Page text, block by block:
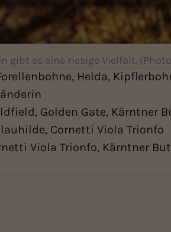
gibt es eine riesige Vielfalt.
Helda,
Golden Gate, Kärntner
Cornetti Viola Trionfo
Viola Trionfo, Kärntner